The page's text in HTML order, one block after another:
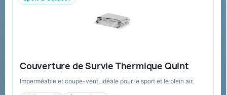
Couverture de Survie Thermique Quint
Imperméable et coupe-vent, idéale pour le sport et le plein air.
FAQ sur Promenoch Goodies Pub France
Conditions de retour